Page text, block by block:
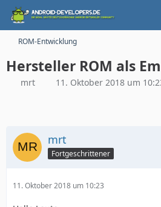
ROM-Entwicklung
Hersteller ROM als
mrt 11. Oktober 2018 um
mrt
Fortgeschrittener
11. Oktober 2018 um 10:23